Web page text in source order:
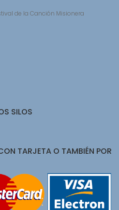
de la Canción Misionera
SILOS
TARJETA O TAMBIÉN POR